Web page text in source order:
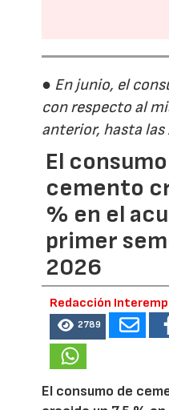
● En junio, el
con respecto al
anterior, hasta
El
cemento
% en el
primer
2026
Redacción
2789
El consumo de